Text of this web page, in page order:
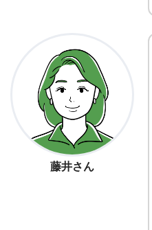
藤井さん